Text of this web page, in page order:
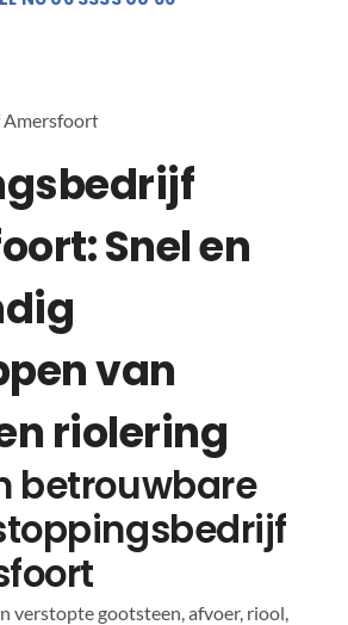
Snel en
van
riolering
betrouwbare
verstopte gootsteen, afvoer, riool,